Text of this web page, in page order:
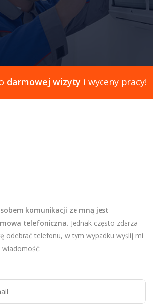
darmowej wizyty i wyceny pracy!
komunikacji ze mną jest
telefoniczna. Jednak często zdarza
odebrać telefonu, w tym wypadku wyślij mi
wiadomość: